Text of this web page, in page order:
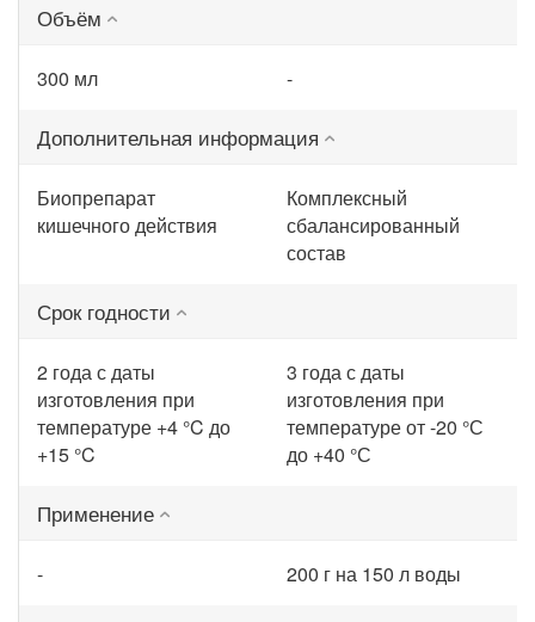
Объём
300 мл -
Дополнительная информация
Биопрепарат
кишечного действия
Комплексный
сбалансированный
состав
Срок годности
2 года с даты
изготовления при
температуре +4 °C до
+15 °C
3 года с даты
изготовления при
температуре от -20 °С
до +40 °С
Применение
- 200 г на 150 л воды